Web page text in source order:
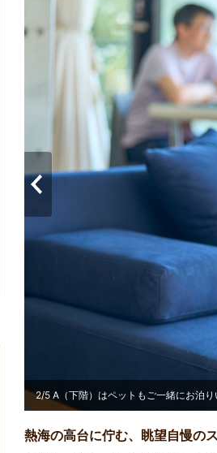
2/5 A（下階）はペットもご一緒にお泊
熱海の高台に佇む、眺望自慢の